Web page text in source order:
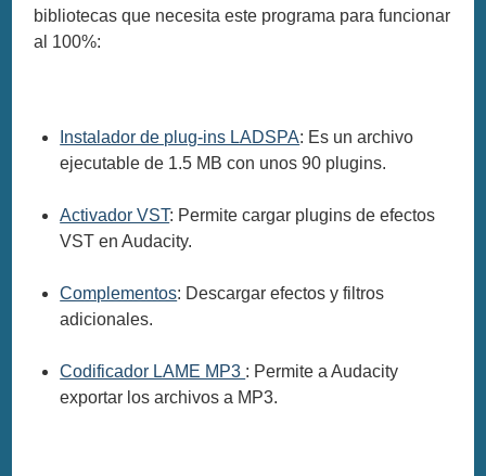
bibliotecas que necesita este programa para funcionar
al 100%:
Instalador de plug-ins LADSPA: Es un archivo
ejecutable de 1.5 MB con unos 90 plugins.
Activador VST: Permite cargar plugins de efectos
VST en Audacity.
Complementos: Descargar efectos y filtros
adicionales.
Codificador LAME MP3 : Permite a Audacity
exportar los archivos a MP3.